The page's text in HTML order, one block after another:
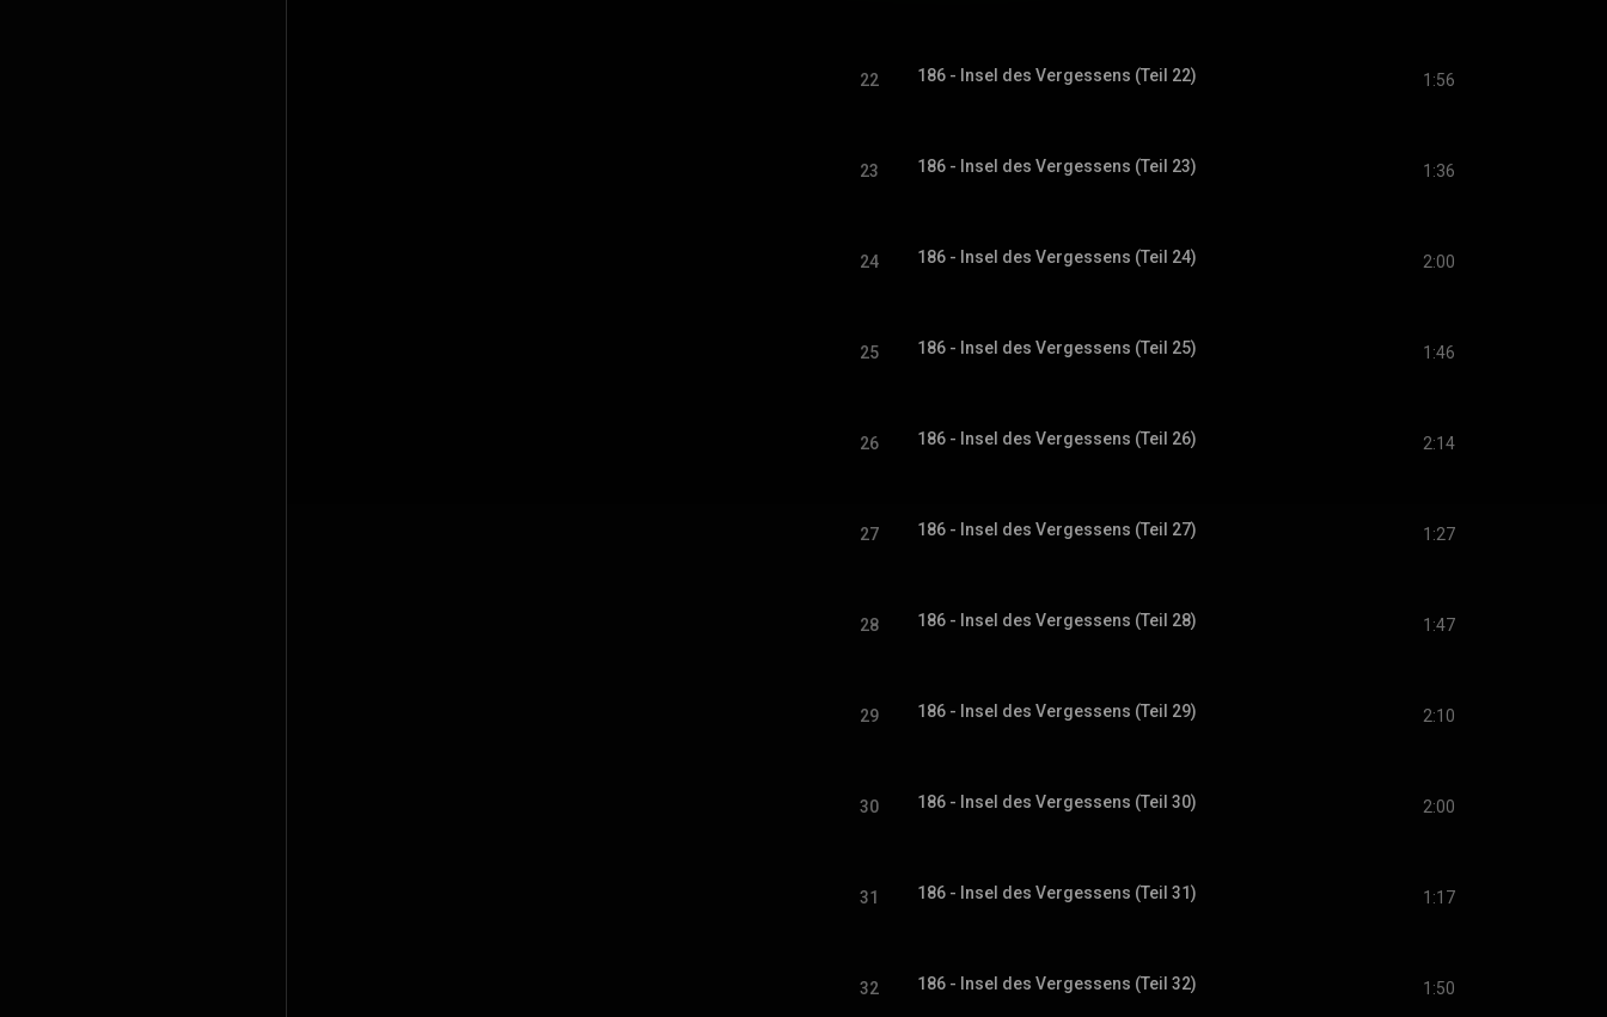
22 186 - Insel des Vergessens (Teil 22) 1:56
23 186 - Insel des Vergessens (Teil 23) 1:36
24 186 - Insel des Vergessens (Teil 24) 2:00
25 186 - Insel des Vergessens (Teil 25) 1:46
26 186 - Insel des Vergessens (Teil 26) 2:14
27 186 - Insel des Vergessens (Teil 27) 1:27
28 186 - Insel des Vergessens (Teil 28) 1:47
29 186 - Insel des Vergessens (Teil 29) 2:10
30 186 - Insel des Vergessens (Teil 30) 2:00
31 186 - Insel des Vergessens (Teil 31) 1:17
32 186 - Insel des Vergessens (Teil 32) 1:50